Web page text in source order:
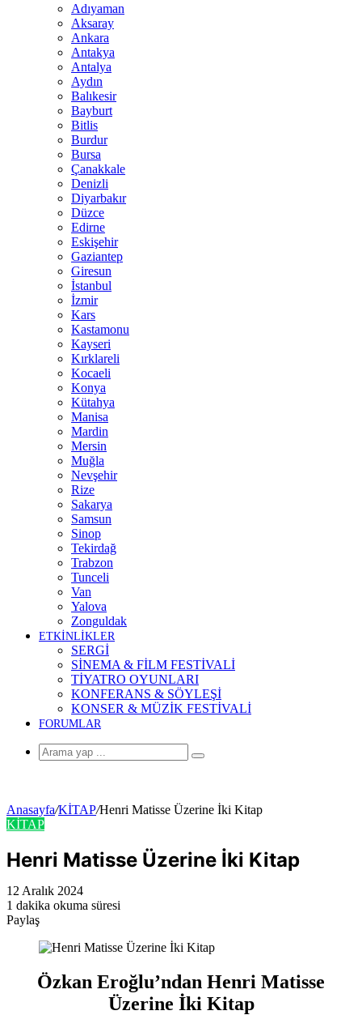
Adıyaman
Aksaray
Ankara
Antakya
Antalya
Aydın
Balıkesir
Bayburt
Bitlis
Burdur
Bursa
Çanakkale
Denizli
Diyarbakır
Düzce
Edirne
Eskişehir
Gaziantep
Giresun
İstanbul
İzmir
Kars
Kastamonu
Kayseri
Kırklareli
Kocaeli
Konya
Kütahya
Manisa
Mardin
Mersin
Muğla
Nevşehir
Rize
Sakarya
Samsun
Sinop
Tekirdağ
Trabzon
Tunceli
Van
Yalova
Zonguldak
ETKİNLİKLER
SERGİ
SİNEMA & FİLM FESTİVALİ
TİYATRO OYUNLARI
KONFERANS & SÖYLEŞİ
KONSER & MÜZİK FESTİVALİ
FORUMLAR
Arama
Anasayfa/KİTAP/Henri Matisse Üzerine İki Kitap
KİTAP
Henri Matisse Üzerine İki Kitap
12 Aralık 2024
1 dakika okuma süresi
Paylaş
Özkan Eroğlu’ndan Henri Matisse
Üzerine İki Kitap